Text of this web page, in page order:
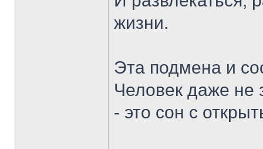
жизни.
Эта подмена и
Человек даже не
- это сон с